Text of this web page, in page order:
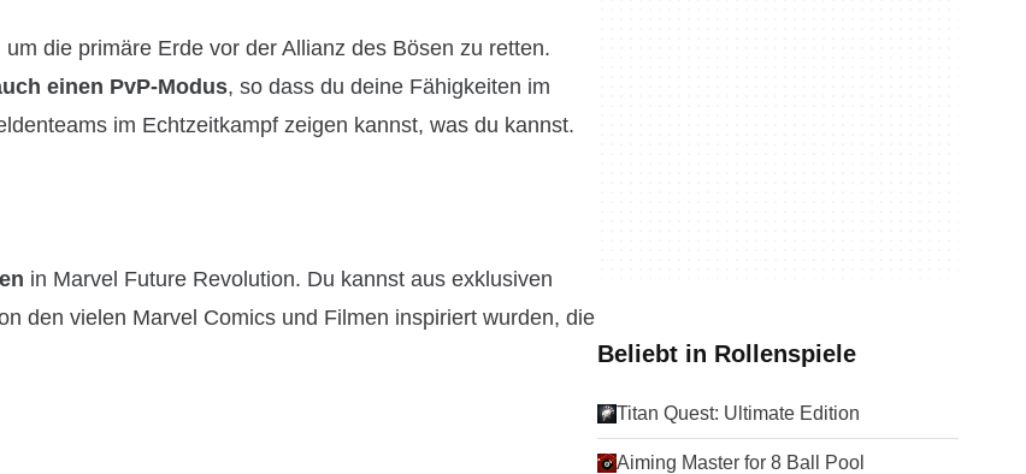
um die primäre Erde vor der Allianz des Bösen zu retten.
einen PvP-Modus, so dass du deine Fähigkeiten im
im Echtzeitkampf zeigen kannst, was du kannst.
in Marvel Future Revolution. Du kannst aus exklusiven
den vielen Marvel Comics und Filmen inspiriert wurden, die
Beliebt in Rollenspiele
Titan Quest: Ultimate Edition
Aiming Master for 8 Ball Pool